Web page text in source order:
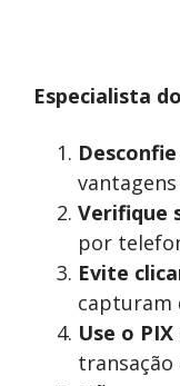
Especialista
Verifique
por
Evite
capturam
Use o
transação